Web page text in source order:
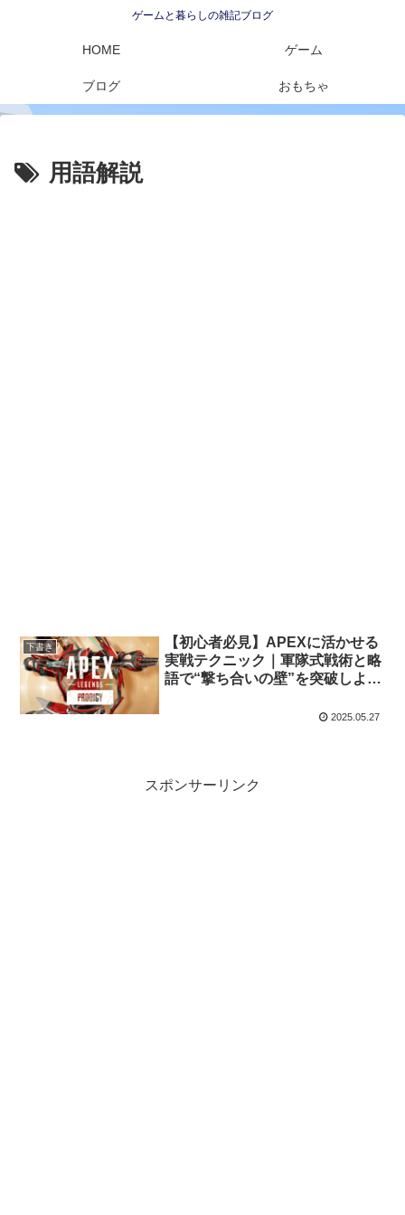
ゲームと暮らしの雑記ブログ
HOME ゲーム
ブログ おもちゃ
用語解説
下書き
【初心者必見】APEXに活かせる
実戦テクニック｜軍隊式戦術と略
語で“撃ち合いの壁”を突破しよ
2025.05.27
スポンサーリンク